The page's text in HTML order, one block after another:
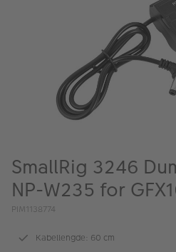
KIKKERTER
ALBUM
Kampanjer
SmallRig 3246
NP-W235 for
PIM1138774
Kabellengde: 60 cm